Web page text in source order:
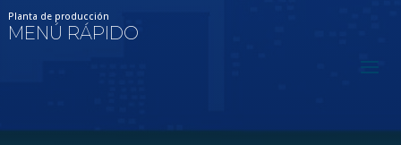
Planta de producción
MENÚ RÁPIDO